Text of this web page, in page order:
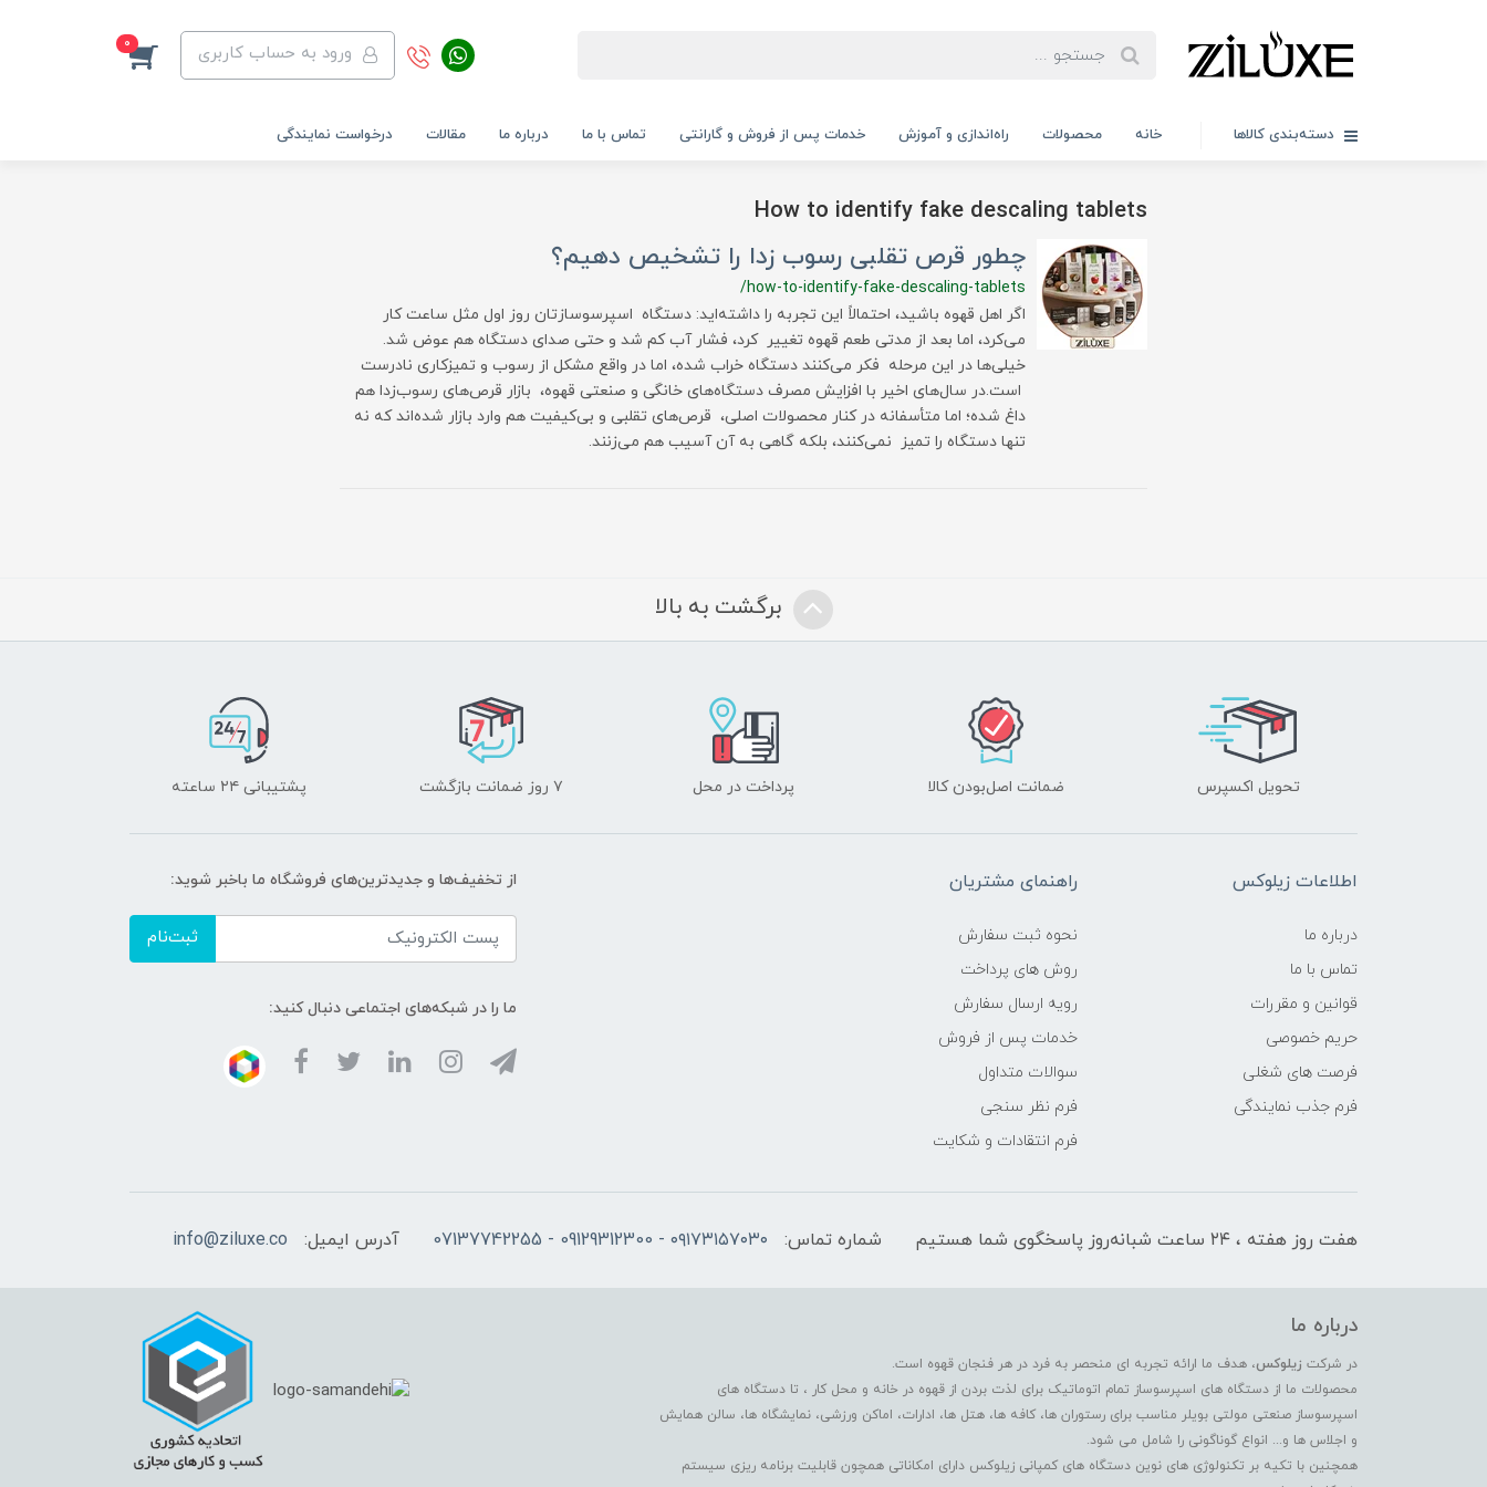
ورود به حساب کاربری 0
دسته‌بندی کالاها خانه محصولات راه‌اندازی و آموزش خدمات پس از فروش و گارانتی تماس با ما درباره ما مقالات درخواست نمایندگی
How to identify fake descaling tablets
چطور قرص تقلبی رسوب زدا را تشخیص دهیم؟
/how-to-identify-fake-descaling-tablets
اگر اهل قهوه باشید، احتمالاً این تجربه را داشته‌اید: دستگاه اسپرسوسازتان روز اول مثل ساعت کار
می‌کرد، اما بعد از مدتی طعم قهوه تغییر کرد، فشار آب کم شد و حتی صدای دستگاه هم عوض شد.
خیلی‌ها در این مرحله فکر می‌کنند دستگاه خراب شده، اما در واقع مشکل از رسوب و تمیزکاری نادرست
است.در سال‌های اخیر با افزایش مصرف دستگاه‌های خانگی و صنعتی قهوه، بازار قرص‌های رسوب‌زدا هم
داغ شده؛ اما متأسفانه در کنار محصولات اصلی، قرص‌های تقلبی و بی‌کیفیت هم وارد بازار شده‌اند که نه
تنها دستگاه را تمیز نمی‌کنند، بلکه گاهی به آن آسیب هم می‌زنند.
برگشت به بالا
تحویل اکسپرس ضمانت اصل‌بودن کالا پرداخت در محل ۷ روز ضمانت بازگشت پشتیبانی ۲۴ ساعته
اطلاعات زیلوکس
درباره ما
تماس با ما
قوانین و مقررات
حریم خصوصی
فرصت های شغلی
فرم جذب نمایندگی
راهنمای مشتریان
نحوه ثبت سفارش
روش های پرداخت
رویه ارسال سفارش
خدمات پس از فروش
سوالات متداول
فرم نظر سنجی
فرم انتقادات و شکایت
از تخفیف‌ها و جدیدترین‌های فروشگاه ما باخبر شوید:
ثبت‌نام
ما را در شبکه‌های اجتماعی دنبال کنید:
هفت روز هفته ، ۲۴ ساعت شبانه‌روز پاسخگوی شما هستیم شماره تماس: ۰۹۱۷۳۱۵۷۰۳۰ - 09129312300 - 07137742255 آدرس ایمیل: info@ziluxe.co
درباره ما
در شرکت زیلوکس، هدف ما ارائه تجربه ای منحصر به فرد در هر فنجان قهوه است.
محصولات ما از دستگاه های اسپرسوساز تمام اتوماتیک برای لذت بردن از قهوه در خانه و محل کار ، تا دستگاه های
اسپرسوساز صنعتی مولتی بویلر مناسب برای رستوران ها، کافه ها، هتل ها، ادارات، اماکن ورزشی، نمایشگاه ها، سالن همایش
و اجلاس ها و... انواع گوناگونی را شامل می شود.
همچنین با تکیه بر تکنولوژی های نوین دستگاه های کمپانی زیلوکس دارای امکاناتی همچون قابلیت برنامه ریزی سیستم